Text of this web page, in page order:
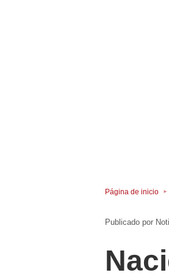
Página de inicio